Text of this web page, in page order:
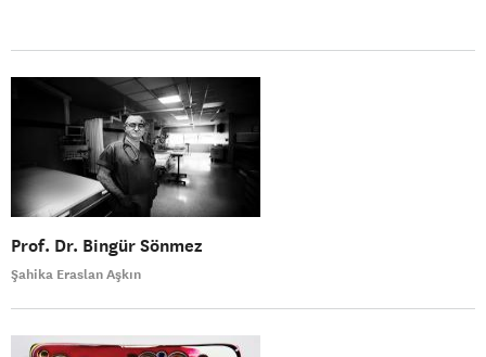
Prof. Dr. Bingür Sönmez
Şahika Eraslan Aşkın